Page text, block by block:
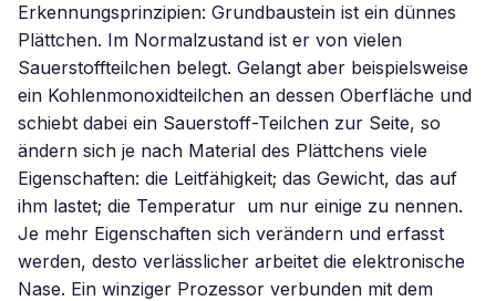
Erkennungsprinzipien: Grundbaustein ist ein dünnes
Plättchen. Im Normalzustand ist er von vielen
Sauerstoffteilchen belegt. Gelangt aber beispielsweise
ein Kohlenmonoxidteilchen an dessen Oberfläche und
schiebt dabei ein Sauerstoff-Teilchen zur Seite, so
ändern sich je nach Material des Plättchens viele
Eigenschaften: die Leitfähigkeit; das Gewicht, das auf
ihm lastet; die Temperatur  um nur einige zu nennen.
Je mehr Eigenschaften sich verändern und erfasst
werden, desto verlässlicher arbeitet die elektronische
Nase. Ein winziger Prozessor verbunden mit dem